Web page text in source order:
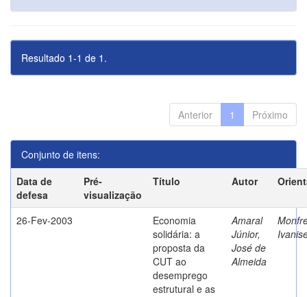
Resultado 1-1 de 1.
Anterior 1 Próximo
Conjunto de itens:
Data de
defesa
Pré-
visualização
Título Autor
26-Fev-2003
Economia
solidária: a
proposta da
CUT ao
desemprego
estrutural e as
Amaral
Júnior,
José de
Almeida